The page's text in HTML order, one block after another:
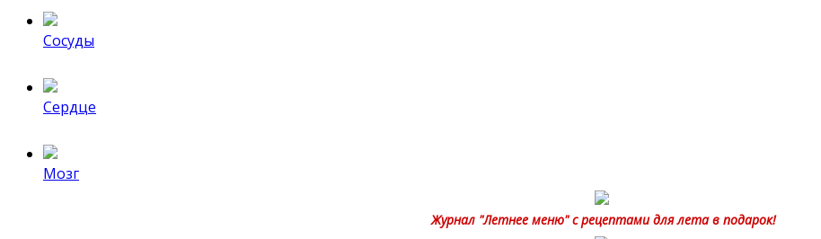
Сосуды
Сердце
Мозг
Журнал "Летнее меню" с рецептами для лета в подарок!